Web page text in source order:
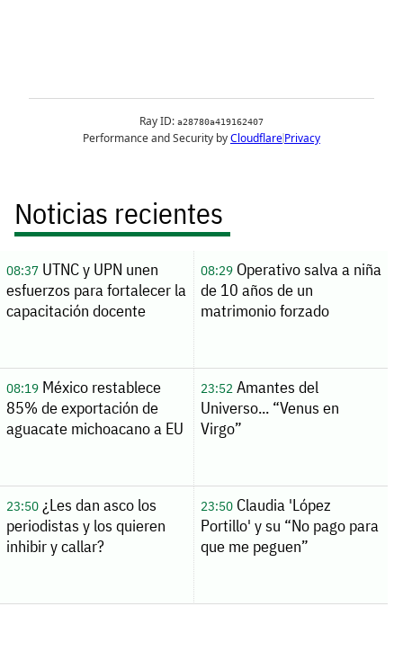
Noticias recientes
08:37UTNC y UPN unen
esfuerzos para fortalecer la
capacitación docente
08:29Operativo salva a niña
de 10 años de un
matrimonio forzado
08:19México restablece
85% de exportación de
aguacate michoacano a EU
23:52Amantes del
Universo... “Venus en
Virgo”
23:50¿Les dan asco los
periodistas y los quieren
inhibir y callar?
23:50Claudia 'López
Portillo' y su “No pago para
que me peguen”